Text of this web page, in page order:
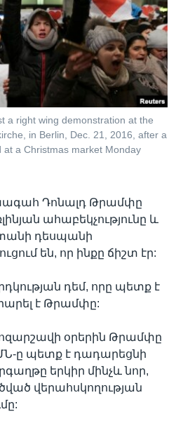
a right wing demonstration at the
in Berlin, Dec. 21, 2016, after a
a Christmas market Monday
Դոնալդ Թրամփը
ահաբեկչությունը և
դեսպանի
են, որ ինքը ճիշտ էր:
դեմ, որը պետք է
է Թրամփը:
օրերին Թրամփը
ը պետք է դադարեցնի
երկիր մինչև նոր,
վերահսկողության